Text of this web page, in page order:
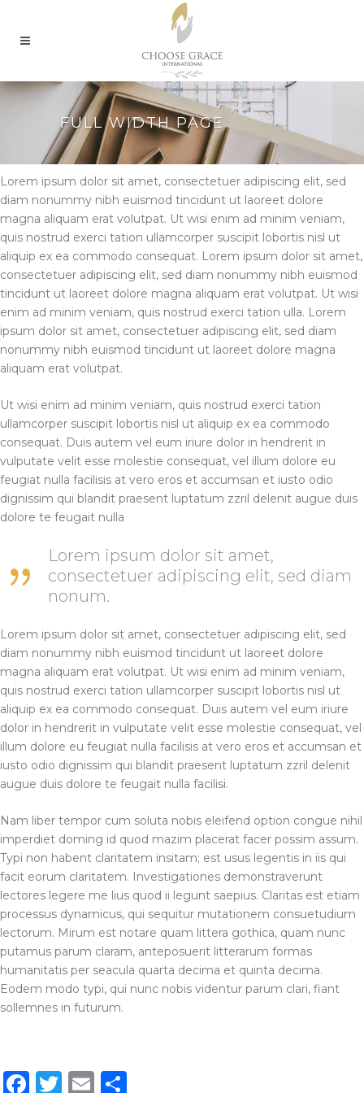
FULL WIDTH PAGE
Lorem ipsum dolor sit amet, consectetuer adipiscing elit, sed
diam nonummy nibh euismod tincidunt ut laoreet dolore
magna aliquam erat volutpat. Ut wisi enim ad minim veniam,
quis nostrud exerci tation ullamcorper suscipit lobortis nisl ut
aliquip ex ea commodo consequat. Lorem ipsum dolor sit amet,
consectetuer adipiscing elit, sed diam nonummy nibh euismod
tincidunt ut laoreet dolore magna aliquam erat volutpat. Ut wisi
enim ad minim veniam, quis nostrud exerci tation ulla. Lorem
ipsum dolor sit amet, consectetuer adipiscing elit, sed diam
nonummy nibh euismod tincidunt ut laoreet dolore magna
aliquam erat volutpat.
Ut wisi enim ad minim veniam, quis nostrud exerci tation
ullamcorper suscipit lobortis nisl ut aliquip ex ea commodo
consequat. Duis autem vel eum iriure dolor in hendrerit in
vulputate velit esse molestie consequat, vel illum dolore eu
feugiat nulla facilisis at vero eros et accumsan et iusto odio
dignissim qui blandit praesent luptatum zzril delenit augue duis
dolore te feugait nulla
Lorem ipsum dolor sit amet,
consectetuer adipiscing elit, sed diam
nonum.
Lorem ipsum dolor sit amet, consectetuer adipiscing elit, sed
diam nonummy nibh euismod tincidunt ut laoreet dolore
magna aliquam erat volutpat. Ut wisi enim ad minim veniam,
quis nostrud exerci tation ullamcorper suscipit lobortis nisl ut
aliquip ex ea commodo consequat. Duis autem vel eum iriure
dolor in hendrerit in vulputate velit esse molestie consequat, vel
illum dolore eu feugiat nulla facilisis at vero eros et accumsan et
iusto odio dignissim qui blandit praesent luptatum zzril delenit
augue duis dolore te feugait nulla facilisi.
Nam liber tempor cum soluta nobis eleifend option congue nihil
imperdiet doming id quod mazim placerat facer possim assum.
Typi non habent claritatem insitam; est usus legentis in iis qui
facit eorum claritatem. Investigationes demonstraverunt
lectores legere me lius quod ii legunt saepius. Claritas est etiam
processus dynamicus, qui sequitur mutationem consuetudium
lectorum. Mirum est notare quam littera gothica, quam nunc
putamus parum claram, anteposuerit litterarum formas
humanitatis per seacula quarta decima et quinta decima.
Eodem modo typi, qui nunc nobis videntur parum clari, fiant
sollemnes in futurum.
Facebook
Twitter
Email